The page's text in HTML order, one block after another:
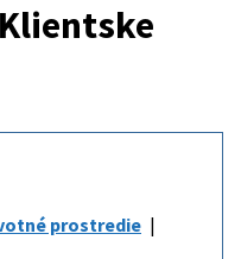
prostredie